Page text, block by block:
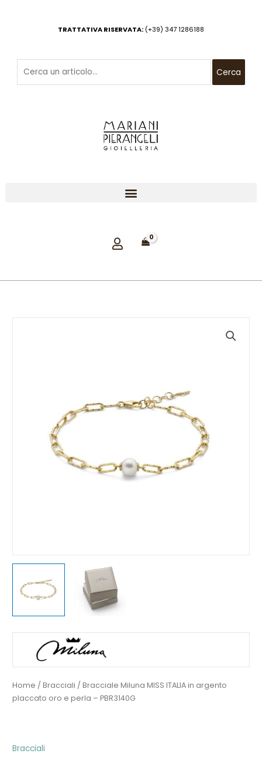
TRATTATIVA RISERVATA: (+39) 347 1286188
Cerca
Home /Bracciali / Bracciale Miluna MISS ITALIA in argento
placcato oro e perla – PBR3140G
Bracciali